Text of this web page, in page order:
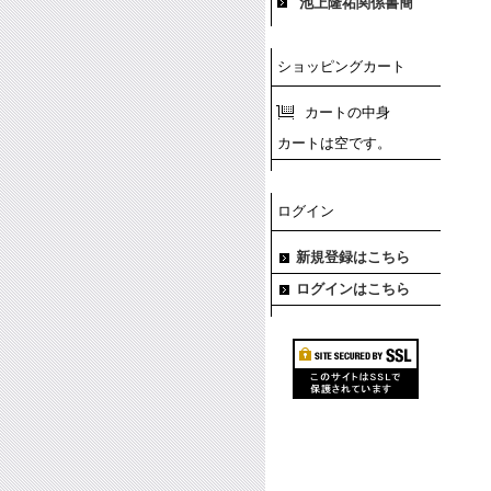
ショッピングカート
カートの中身
カートは空です。
ログイン
新規登録はこちら
ログインはこちら